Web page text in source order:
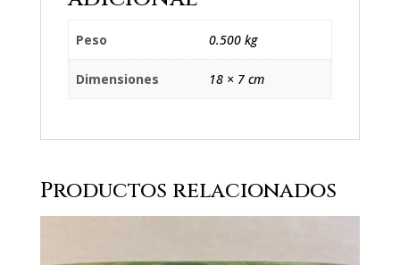
Peso 0.500 kg
Dimensiones 18 × 7 cm
Productos relacionados